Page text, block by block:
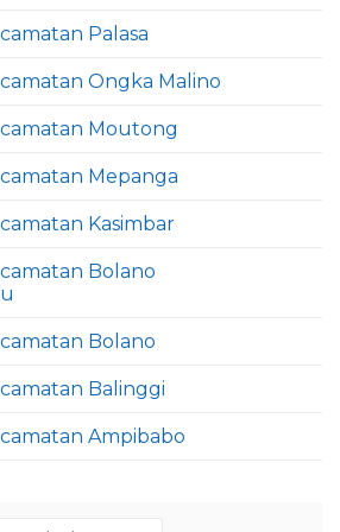
Palasa
Ongka Malino
Moutong
Mepanga
Kasimbar
Bolano
Bolano
Balinggi
Ampibabo